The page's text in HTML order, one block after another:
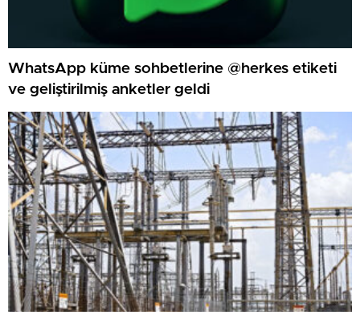
WhatsApp küme sohbetlerine @herkes etiketi
ve geliştirilmiş anketler geldi